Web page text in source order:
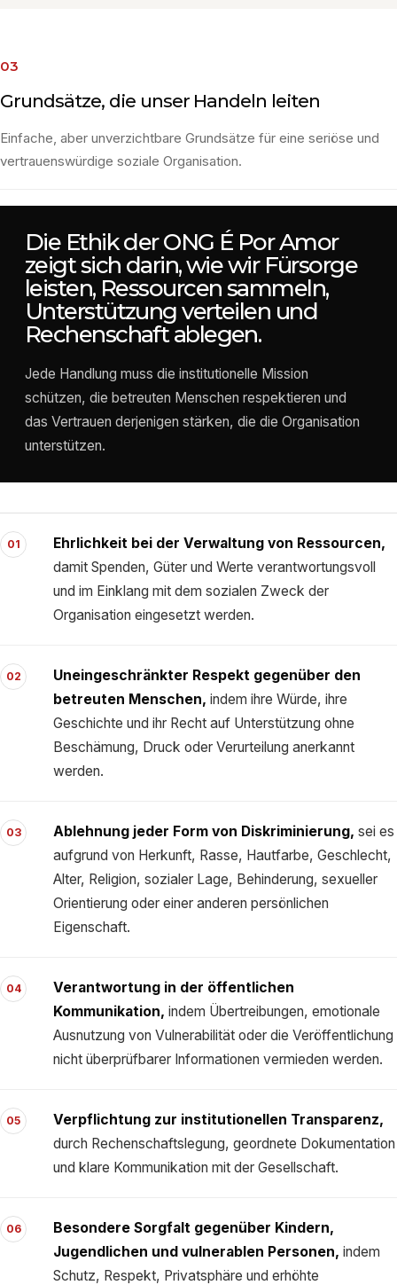
03
Grundsätze, die unser Handeln leiten
Einfache, aber unverzichtbare Grundsätze für eine seriöse und
vertrauenswürdige soziale Organisation.
Die Ethik der ONG É Por Amor
zeigt sich darin, wie wir Fürsorge
leisten, Ressourcen sammeln,
Unterstützung verteilen und
Rechenschaft ablegen.
Jede Handlung muss die institutionelle Mission
schützen, die betreuten Menschen respektieren und
das Vertrauen derjenigen stärken, die die Organisation
unterstützen.
01
Ehrlichkeit bei der Verwaltung von Ressourcen,
damit Spenden, Güter und Werte verantwortungsvoll
und im Einklang mit dem sozialen Zweck der
Organisation eingesetzt werden.
02
Uneingeschränkter Respekt gegenüber den
betreuten Menschen, indem ihre Würde, ihre
Geschichte und ihr Recht auf Unterstützung ohne
Beschämung, Druck oder Verurteilung anerkannt
werden.
03 Ablehnung jeder Form von Diskriminierung, sei es
aufgrund von Herkunft, Rasse, Hautfarbe, Geschlecht,
Alter, Religion, sozialer Lage, Behinderung, sexueller
Orientierung oder einer anderen persönlichen
Eigenschaft.
04
Verantwortung in der öffentlichen
Kommunikation, indem Übertreibungen, emotionale
Ausnutzung von Vulnerabilität oder die Veröffentlichung
nicht überprüfbarer Informationen vermieden werden.
05
Verpflichtung zur institutionellen Transparenz,
durch Rechenschaftslegung, geordnete Dokumentation
und klare Kommunikation mit der Gesellschaft.
06
Besondere Sorgfalt gegenüber Kindern,
Jugendlichen und vulnerablen Personen, indem
Schutz, Respekt, Privatsphäre und erhöhte